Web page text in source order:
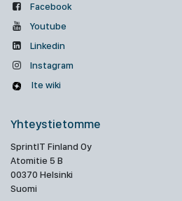
Facebook
Youtube
Linkedin
Instagram
Ite wiki
Yhteystietomme
SprintIT Finland Oy
Atomitie 5 B
00370 Helsinki
Suomi